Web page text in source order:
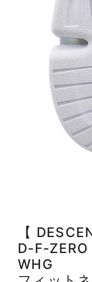
【
D-F-ZERO
WHG